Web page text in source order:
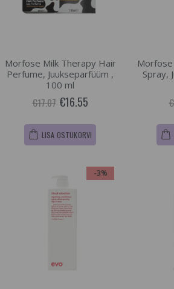
Morfose Milk Therapy Hair
Perfume, Juukseparfüüm ,
100 ml
€17.07 €16.55
LISA OSTUKORVI
Spray,
-3%